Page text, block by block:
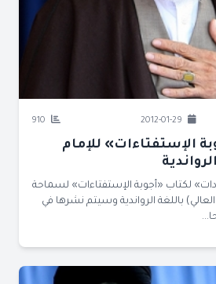
الإستفتاءات» للإمام
لكتاب «أجوبة الإستفتاءات» لسماحة
باللغة الرواندية وسيتم نشرها في